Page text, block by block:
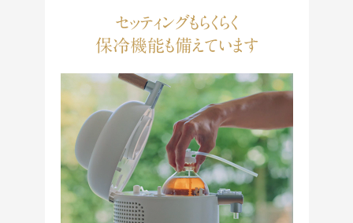
セッティングもらくらく
保冷機能も備えています